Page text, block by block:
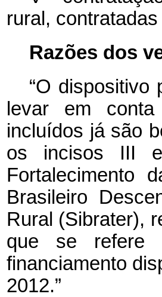
rural,
Razões dos
“O dispositivo
levar em
incluídos já são
os incisos III
Fortalecimento
Brasileiro
Rural (Sibrater),
que se refere
financiamento
2012.”